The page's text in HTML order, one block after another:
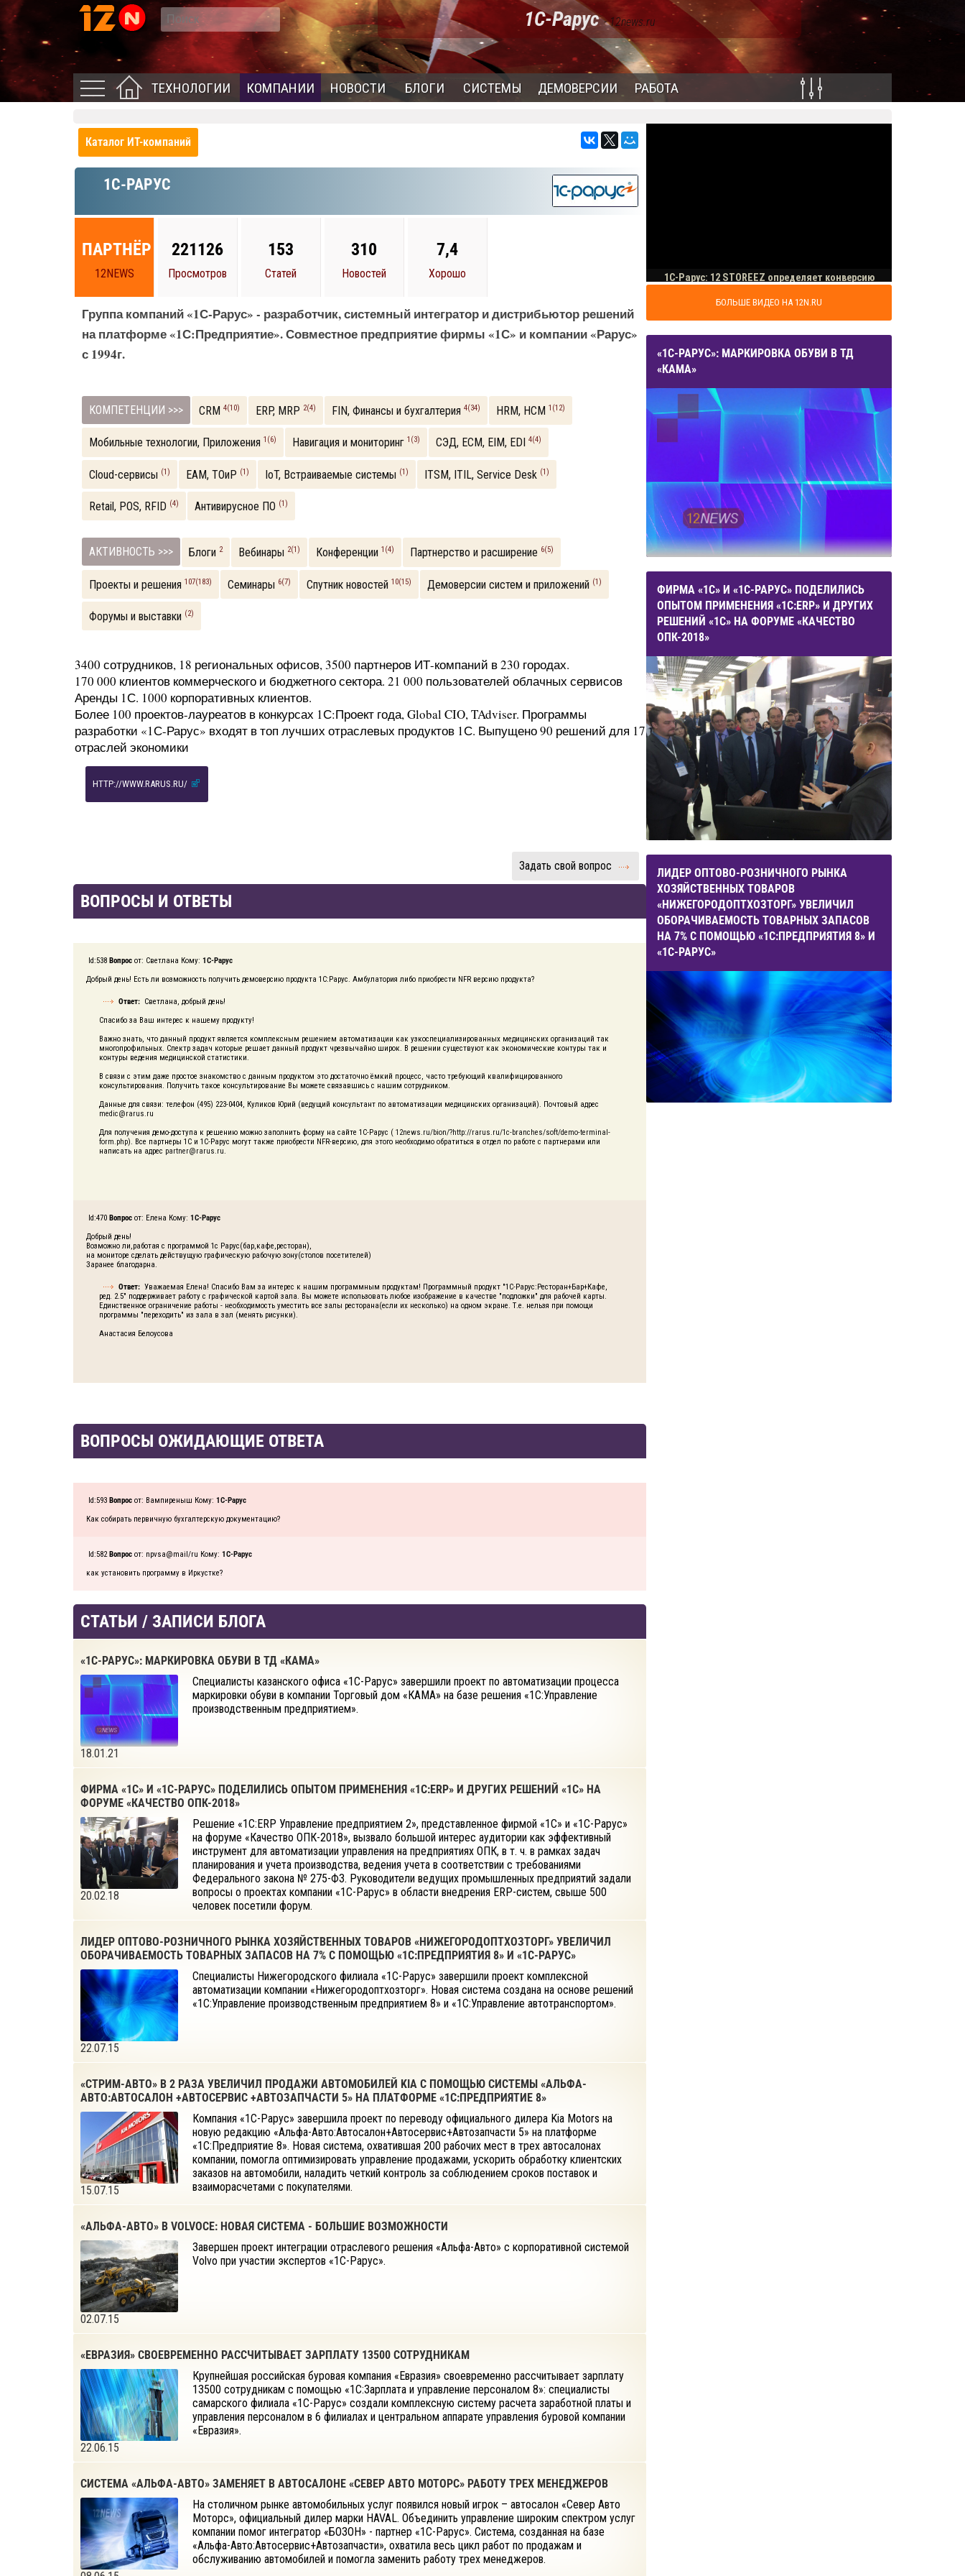
1C-Рарус- 12news.ru
ТЕХНОЛОГИИ КОМПАНИИ НОВОСТИ БЛОГИ СИСТЕМЫ ДЕМОВЕРСИИ РАБОТА
Каталог ИТ-компаний
1C-РАРУС
ПАРТНЁР
12NEWS
221126
Просмотров
153
Статей
310
Новостей
7,4
Хорошо
Группа компаний «1С-Рарус» - разработчик, системный интегратор и дистрибьютор решений
на платформе «1С:Предприятие». Совместное предприятие фирмы «1С» и компании «Рарус»
с 1994г.
КОМПЕТЕНЦИИ >>> CRM 4(10) ERP, MRP 2(4) FIN, Финансы и бухгалтерия 4(34) HRM, НСM 1(12)
Мобильные технологии, Приложения 1(6) Навигация и мониторинг 1(3) СЭД, ECM, EIM, EDI 4(4)
Cloud-сервисы (1) EAM, ТОиР (1) IoT, Встраиваемые системы (1) ITSM, ITIL, Service Desk (1)
Retail, POS, RFID (4) Антивирусное ПО (1)
АКТИВНОСТЬ >>> Блоги 2 Вебинары 2(1) Конференции 1(4) Партнерство и расширение 6(5)
Проекты и решения 107(183) Семинары 6(7) Спутник новостей 10(15) Демоверсии систем и приложений (1)
Форумы и выставки (2)
3400 сотрудников, 18 региональных офисов, 3500 партнеров ИТ-компаний в 230 городах.
170 000 клиентов коммерческого и бюджетного сектора. 21 000 пользователей облачных сервисов
Аренды 1С. 1000 корпоративных клиентов.
Более 100 проектов-лауреатов в конкурсах 1С:Проект года, Global CIO, TAdviser. Программы
разработки «1С-Рарус» входят в топ лучших отраслевых продуктов 1С. Выпущено 90 решений для 17
отраслей экономики
HTTP://WWW.RARUS.RU/
Задать свой вопрос
ВОПРОСЫ И ОТВЕТЫ
Id:538 Вопрос от: Светлана Кому: 1C-Рарус
Добрый день! Есть ли возможность получить демоверсию продукта 1С:Рарус. Амбулатория либо приобрести NFR версию продукта?
Ответ: Светлана, добрый день!
Спасибо за Ваш интерес к нашему продукту!
Важно знать, что данный продукт является комплексным решением автоматизации как узкоспециализированных медицинских организаций так
многопрофильных. Спектр задач которые решает данный продукт чрезвычайно широк. В решении существуют как экономические контуры так и
контуры ведения медицинской статистики.
В связи с этим даже простое знакомство с данным продуктом это достаточно ёмкий процесс, часто требующий квалифицированного
консультирования. Получить такое консультирование Вы можете связавшись с нашим сотрудником.
Данные для связи: телефон (495) 223-0404, Куликов Юрий (ведущий консультант по автоматизации медицинских организаций). Почтовый адрес
medic@rarus.ru
Для получения демо-доступа к решению можно заполнить форму на сайте 1C-Рарус ( 12news.ru/bion/?http://rarus.ru/1c-branches/soft/demo-terminal-
form.php). Все партнеры 1С и 1С-Рарус могут также приобрести NFR-версию, для этого необходимо обратиться в отдел по работе с партнерами или
написать на адрес partner@rarus.ru.
Id:470 Вопрос от: Елена Кому: 1C-Рарус
Добрый день!
Возможно ли,работая с программой 1с Рарус(бар,кафе,ресторан),
на мониторе сделать действущую графическую рабочую зону(столов посетителей)
Заранее благодарна.
Ответ: Уважаемая Елена! Спасибо Вам за интерес к нашим программным продуктам! Программный продукт "1С-Рарус:Ресторан+Бар+Кафе,
ред. 2.5" поддерживает работу с графической картой зала. Вы можете использовать любое изображение в качестве "подложки" для рабочей карты.
Единственное ограничение работы - необходимость уместить все залы ресторана(если их несколько) на одном экране. Т.е. нельзя при помощи
программы "переходить" из зала в зал (менять рисунки).
Анастасия Белоусова
ВОПРОСЫ ОЖИДАЮЩИЕ ОТВЕТА
Id:593 Вопрос от: Вампиреныш Кому: 1C-Рарус
Как собирать первичную бухгалтерскую документацию?
Id:582Вопрос от: npvsa@mail/ru Кому: 1C-Рарус
как установить программу в Иркустке?
СТАТЬИ / ЗАПИСИ БЛОГА
«1С-РАРУС»: МАРКИРОВКА ОБУВИ В ТД «КАМА»
18.01.21
Специалисты казанского офиса «1С-Рарус» завершили проект по автоматизации процесса
маркировки обуви в компании Торговый дом «КАМА» на базе решения «1С:Управление
производственным предприятием».
ФИРМА «1С» И «1С-РАРУС» ПОДЕЛИЛИСЬ ОПЫТОМ ПРИМЕНЕНИЯ «1С:ERP» И ДРУГИХ РЕШЕНИЙ «1С» НА
ФОРУМЕ «КАЧЕСТВО ОПК-2018»
20.02.18
Решение «1С:ERP Управление предприятием 2», представленное фирмой «1С» и «1С-Рарус»
на форуме «Качество ОПК-2018», вызвало большой интерес аудитории как эффективный
инструмент для автоматизации управления на предприятиях ОПК, в т. ч. в рамках задач
планирования и учета производства, ведения учета в соответствии с требованиями
Федерального закона № 275-ФЗ. Руководители ведущих промышленных предприятий задали
вопросы о проектах компании «1С-Рарус» в области внедрения ERP-систем, свыше 500
человек посетили форум.
ЛИДЕР ОПТОВО-РОЗНИЧНОГО РЫНКА ХОЗЯЙСТВЕННЫХ ТОВАРОВ «НИЖЕГОРОДОПТХОЗТОРГ» УВЕЛИЧИЛ
ОБОРАЧИВАЕМОСТЬ ТОВАРНЫХ ЗАПАСОВ НА 7% С ПОМОЩЬЮ «1С:ПРЕДПРИЯТИЯ 8» И «1С-РАРУС»
22.07.15
Специалисты Нижегородского филиала «1С-Рарус» завершили проект комплексной
автоматизации компании «Нижегородоптхозторг». Новая система создана на основе решений
«1С:Управление производственным предприятием 8» и «1С:Управление автотранспортом».
«СТРИМ-АВТО» В 2 РАЗА УВЕЛИЧИЛ ПРОДАЖИ АВТОМОБИЛЕЙ KIA С ПОМОЩЬЮ СИСТЕМЫ «АЛЬФА-
АВТО:АВТОСАЛОН +АВТОСЕРВИС +АВТОЗАПЧАСТИ 5» НА ПЛАТФОРМЕ «1С:ПРЕДПРИЯТИЕ 8»
15.07.15
Компания «1С-Рарус» завершила проект по переводу официального дилера Kia Motors на
новую редакцию «Альфа-Авто:Автосалон+Автосервис+Автозапчасти 5» на платформе
«1С:Предприятие 8». Новая система, охватившая 200 рабочих мест в трех автосалонах
компании, помогла оптимизировать управление продажами, ускорить обработку клиентских
заказов на автомобили, наладить четкий контроль за соблюдением сроков поставок и
взаиморасчетами с покупателями.
«АЛЬФА-АВТО» В VOLVOCE: НОВАЯ СИСТЕМА - БОЛЬШИЕ ВОЗМОЖНОСТИ
02.07.15
Завершен проект интеграции отраслевого решения «Альфа-Авто» с корпоративной системой
Volvo при участии экспертов «1С-Рарус».
«ЕВРАЗИЯ» СВОЕВРЕМЕННО РАССЧИТЫВАЕТ ЗАРПЛАТУ 13500 СОТРУДНИКАМ
22.06.15
Крупнейшая российская буровая компания «Евразия» своевременно рассчитывает зарплату
13500 сотрудникам с помощью «1С:Зарплата и управление персоналом 8»: специалисты
самарского филиала «1С-Рарус» создали комплексную систему расчета заработной платы и
управления персоналом в 6 филиалах и центральном аппарате управления буровой компании
«Евразия».
СИСТЕМА «АЛЬФА-АВТО» ЗАМЕНЯЕТ В АВТОСАЛОНЕ «СЕВЕР АВТО МОТОРС» РАБОТУ ТРЕХ МЕНЕДЖЕРОВ
На столичном рынке автомобильных услуг появился новый игрок – автосалон «Север Авто
Моторс», официальный дилер марки HAVAL. Объединить управление широким спектром услуг
компании помог интегратор «БОЗОН» - партнер «1С-Рарус». Система, созданная на базе
«Альфа-Авто:Автосервис+Автозапчасти», охватила весь цикл работ по продажам и
обслуживанию автомобилей и помогла заменить работу трех менеджеров.
БОЛЬШЕ ВИДЕО НА 12N.RU
«1С-РАРУС»: МАРКИРОВКА ОБУВИ В ТД
«КАМА»
ФИРМА «1С» И «1С-РАРУС» ПОДЕЛИЛИСЬ
ОПЫТОМ ПРИМЕНЕНИЯ «1С:ERP» И ДРУГИХ
РЕШЕНИЙ «1С» НА ФОРУМЕ «КАЧЕСТВО
ОПК-2018»
ЛИДЕР ОПТОВО-РОЗНИЧНОГО РЫНКА
ХОЗЯЙСТВЕННЫХ ТОВАРОВ
«НИЖЕГОРОДОПТХОЗТОРГ» УВЕЛИЧИЛ
ОБОРАЧИВАЕМОСТЬ ТОВАРНЫХ ЗАПАСОВ
НА 7% С ПОМОЩЬЮ «1С:ПРЕДПРИЯТИЯ 8» И
«1С-РАРУС»